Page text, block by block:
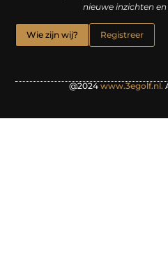
nieuwe inzichten en
Wie zijn wij? Registreer
@2024www.3egolf.nl.